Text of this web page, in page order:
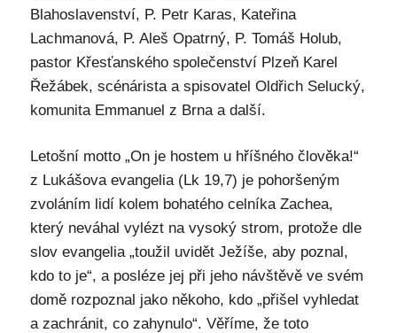
Blahoslavenství, P. Petr Karas, Kateřina
Lachmanová, P. Aleš Opatrný, P. Tomáš Holub,
pastor Křesťanského společenství Plzeň Karel
Řežábek, scénárista a spisovatel Oldřich Selucký,
komunita Emmanuel z Brna a další.
Letošní motto „On je hostem u hříšného člověka!“
z Lukášova evangelia (Lk 19,7) je pohoršeným
zvoláním lidí kolem bohatého celníka Zachea,
který neváhal vylézt na vysoký strom, protože dle
slov evangelia „toužil uvidět Ježíše, aby poznal,
kdo to je“, a posléze jej při jeho návštěvě ve svém
domě rozpoznal jako někoho, kdo „přišel vyhledat
a zachránit, co zahynulo“. Věříme, že toto